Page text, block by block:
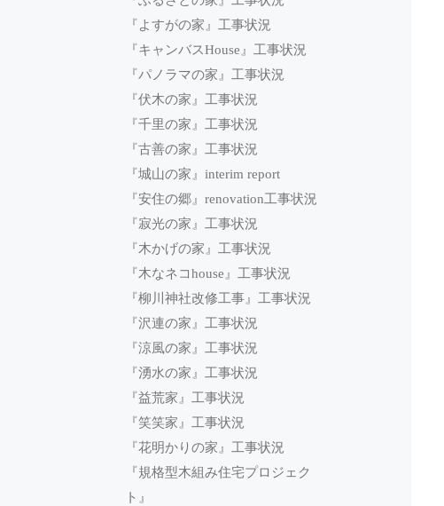
『よすがの家』工事状況
『キャンバスHouse』工事状況
『パノラマの家』工事状況
『伏木の家』工事状況
『千里の家』工事状況
『古善の家』工事状況
『城山の家』interim report
『安住の郷』renovation工事状況
『寂光の家』工事状況
『木かげの家』工事状況
『木なネコhouse』工事状況
『柳川神社改修工事』工事状況
『沢連の家』工事状況
『涼風の家』工事状況
『湧水の家』工事状況
『益荒家』工事状況
『笑笑家』工事状況
『花明かりの家』工事状況
『規格型木組み住宅プロジェク
ト』